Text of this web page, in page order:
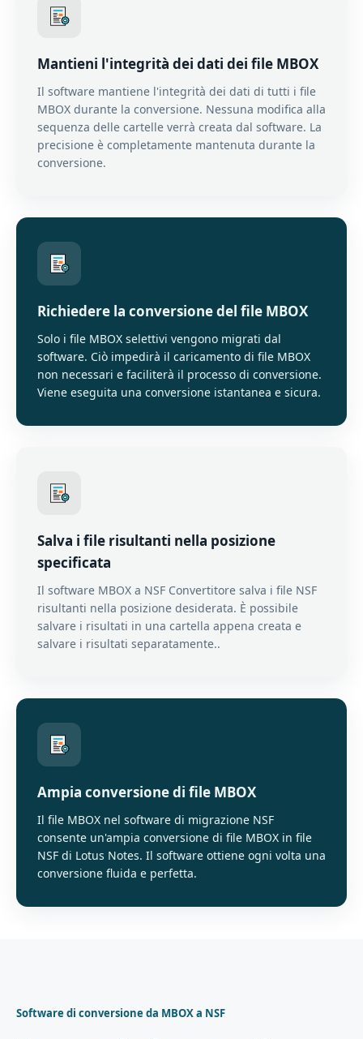
Mantieni l'integrità dei dati dei file MBOX
Il software mantiene l'integrità dei dati di tutti i file
MBOX durante la conversione. Nessuna modifica alla
sequenza delle cartelle verrà creata dal software. La
precisione è completamente mantenuta durante la
conversione.
Richiedere la conversione del file MBOX
Solo i file MBOX selettivi vengono migrati dal
software. Ciò impedirà il caricamento di file MBOX
non necessari e faciliterà il processo di conversione.
Viene eseguita una conversione istantanea e sicura.
Salva i file risultanti nella posizione
specificata
Il software MBOX a NSF Convertitore salva i file NSF
risultanti nella posizione desiderata. È possibile
salvare i risultati in una cartella appena creata e
salvare i risultati separatamente..
Ampia conversione di file MBOX
Il file MBOX nel software di migrazione NSF
consente un'ampia conversione di file MBOX in file
NSF di Lotus Notes. Il software ottiene ogni volta una
conversione fluida e perfetta.
Software di conversione da MBOX a NSF